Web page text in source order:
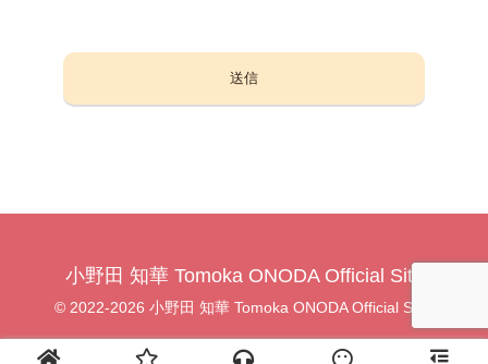
小野田 知華 Tomoka ONODA Official Site
© 2022-2026 小野田 知華 Tomoka ONODA Official Site.